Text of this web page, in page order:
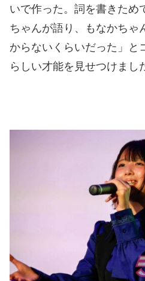
いで作った。詞を書きため
ちゃんが語り、もなかちゃ
からないくらいだった」と
らしい才能を見せつけまし